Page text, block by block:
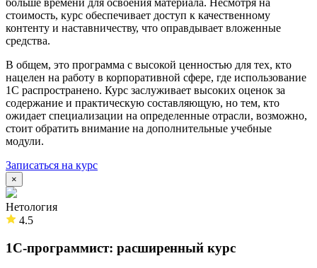
больше времени для освоения материала. Несмотря на
стоимость, курс обеспечивает доступ к качественному
контенту и наставничеству, что оправдывает вложенные
средства.
В общем, это программа с высокой ценностью для тех, кто
нацелен на работу в корпоративной сфере, где использование
1С распространено. Курс заслуживает высоких оценок за
содержание и практическую составляющую, но тем, кто
ожидает специализации на определенные отрасли, возможно,
стоит обратить внимание на дополнительные учебные
модули.
Записаться на курс
×
Нетология
4.5
1C-программист: расширенный курс